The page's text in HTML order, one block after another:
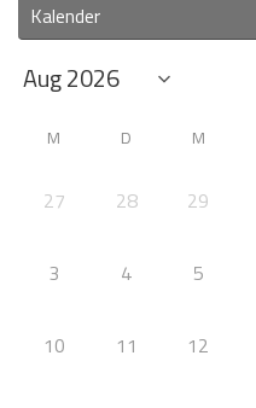
Kalender
M D M
27 28 29
3 4 5
10 11 12